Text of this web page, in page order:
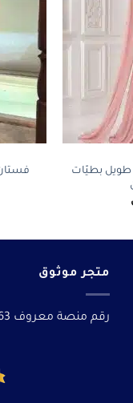
طويل بطيّات
متجر موثوق
رقم منصة معروف 356563